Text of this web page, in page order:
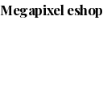
Megapixel eshop